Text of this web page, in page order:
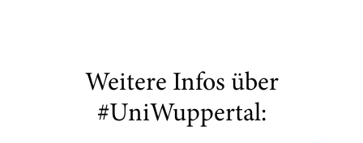
Weitere Infos über
#UniWuppertal: